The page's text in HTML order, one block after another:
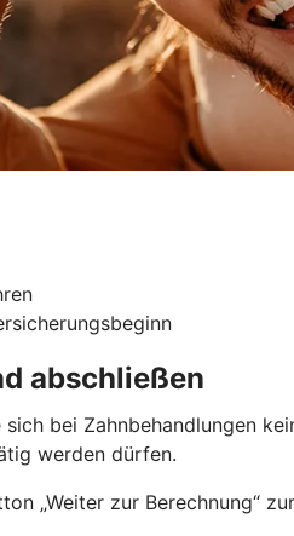
abschließen
bei Zahnbehandlungen
werden dürfen.
„Weiter zur Berechnung“